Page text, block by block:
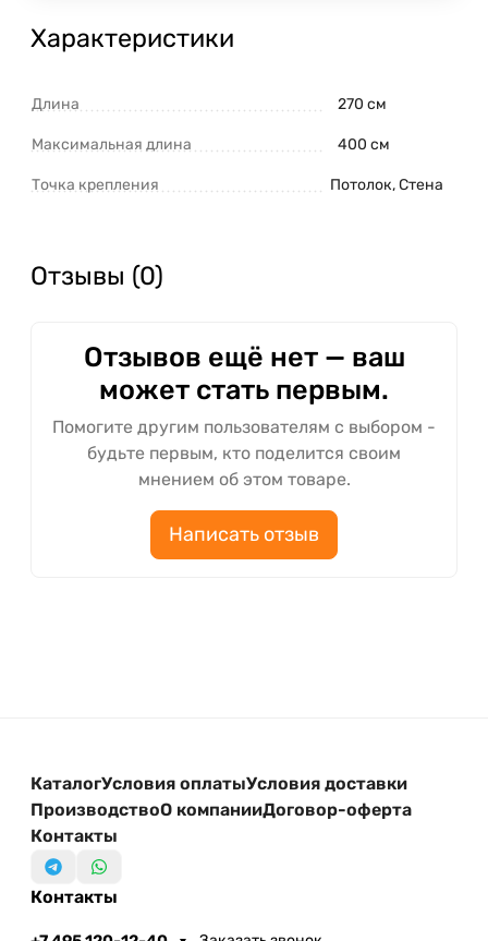
Характеристики
Длина 270 см
Максимальная длина 400 см
Точка крепления Потолок, Стена
Отзывы (0)
Отзывов ещё нет — ваш
может стать первым.
Помогите другим пользователям с выбором -
будьте первым, кто поделится своим
мнением об этом товаре.
Написать отзыв
КаталогУсловия оплатыУсловия доставки
ПроизводствоО компанииДоговор-оферта
Контакты
Контакты